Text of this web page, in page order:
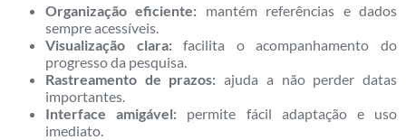
Organização eficiente: mantém referências e dados
sempre acessíveis.
Visualização clara:facilita o acompanhamento do
progresso da pesquisa.
Rastreamento de prazos: ajuda a não perder datas
importantes.
Interface amigável: permite fácil adaptação e uso
imediato.